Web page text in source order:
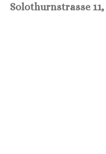
Solothurnstrasse 11,